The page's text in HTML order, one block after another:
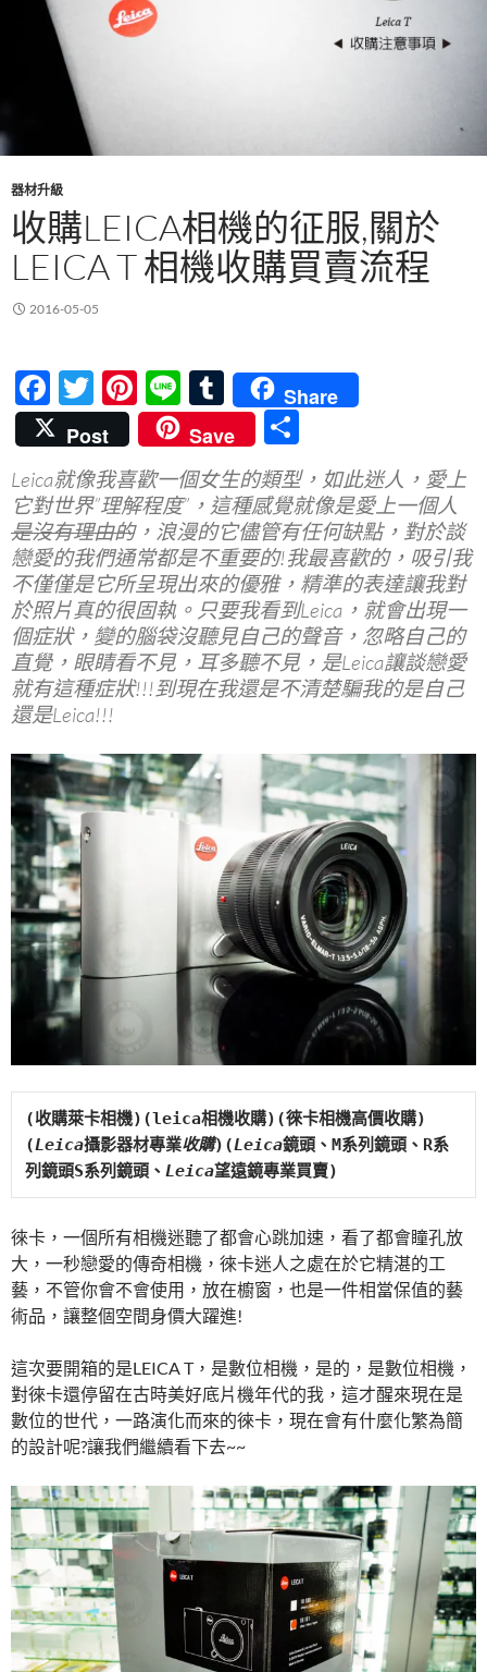
器材升級
收購LEICA相機的征服,關於
LEICA T 相機收購買賣流程
2016-05-05
F
ac
e
b
o
o
k
T
w
itt
er
Pi
nt
er
es
t
Li
n
e
T
u
m
bl
r
Share
Post
Save
享
Leica就像我喜歡一個女生的類型，如此迷人，愛上
它對世界”理解程度”，這種感覺就像是愛上一個人
是沒有理由的，浪漫的它儘管有任何缺點，對於談
戀愛的我們通常都是不重要的!我最喜歡的，吸引我
不僅僅是它所呈現出來的優雅，精準的表達讓我對
於照片真的很固執。只要我看到Leica，就會出現一
個症狀，變的腦袋沒聽見自己的聲音，忽略自己的
直覺，眼睛看不見，耳多聽不見，是Leica讓談戀愛
就有這種症狀!!!到現在我還是不清楚騙我的是自己
還是Leica!!!
(收購萊卡相機)(leica相機收購)(徠卡相機高價收購)
(Leica攝影器材專業收購)(Leica鏡頭、M系列鏡頭、R系
列鏡頭S系列鏡頭、 Leica望遠鏡專業買賣)
徠卡，一個所有相機迷聽了都會心跳加速，看了都會瞳孔放
大，一秒戀愛的傳奇相機，徠卡迷人之處在於它精湛的工
藝，不管你會不會使用，放在櫥窗，也是一件相當保值的藝
術品，讓整個空間身價大躍進!
這次要開箱的是LEICA T，是數位相機，是的，是數位相機，
對徠卡還停留在古時美好底片機年代的我，這才醒來現在是
數位的世代，一路演化而來的徠卡，現在會有什麼化繁為簡
的設計呢?讓我們繼續看下去~~